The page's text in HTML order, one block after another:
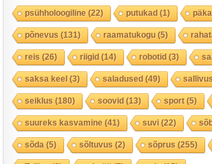
psühholoogiline (22) putukad(1)
põnevus (131) raamatukogu(5)
reis (26) riigid(14) robotid(3)
saksa keel(3) saladused(49)
seiklus (180) soovid(13) sport(5)
suureks kasvamine (41) suvi(22)
sõda (5) sõltuvus (2) sõprus (255)